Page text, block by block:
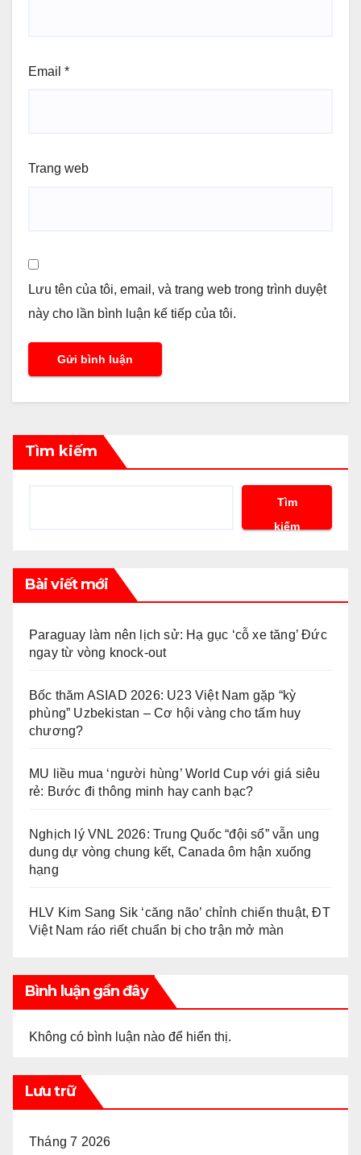
Email *
Trang web
Lưu tên của tôi, email, và trang web trong trình duyệt
này cho lần bình luận kế tiếp của tôi.
Tìm kiếm
Tìm
kiếm
Bài viết mới
Paraguay làm nên lịch sử: Hạ gục ‘cỗ xe tăng’ Đức
ngay từ vòng knock-out
Bốc thăm ASIAD 2026: U23 Việt Nam gặp “kỳ
phùng” Uzbekistan – Cơ hội vàng cho tấm huy
chương?
MU liều mua ‘người hùng’ World Cup với giá siêu
rẻ: Bước đi thông minh hay canh bạc?
Nghịch lý VNL 2026: Trung Quốc “đội sổ” vẫn ung
dung dự vòng chung kết, Canada ôm hận xuống
hạng
HLV Kim Sang Sik ‘căng não’ chỉnh chiến thuật, ĐT
Việt Nam ráo riết chuẩn bị cho trận mở màn
Bình luận gần đây
Không có bình luận nào để hiển thị.
Lưu trữ
Tháng 7 2026